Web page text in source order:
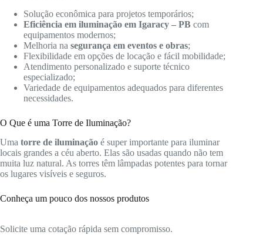
Solução econômica para projetos temporários;
Eficiência em iluminação em Igaracy – PB com
equipamentos modernos;
Melhoria na segurança em eventos e obras;
Flexibilidade em opções de locação e fácil mobilidade;
Atendimento personalizado e suporte técnico
especializado;
Variedade de equipamentos adequados para diferentes
necessidades.
O Que é uma Torre de Iluminação?
Uma torre de iluminação é super importante para iluminar
locais grandes a céu aberto. Elas são usadas quando não tem
muita luz natural. As torres têm lâmpadas potentes para tornar
os lugares visíveis e seguros.
Conheça um pouco dos nossos produtos
Solicite uma cotação rápida sem compromisso.